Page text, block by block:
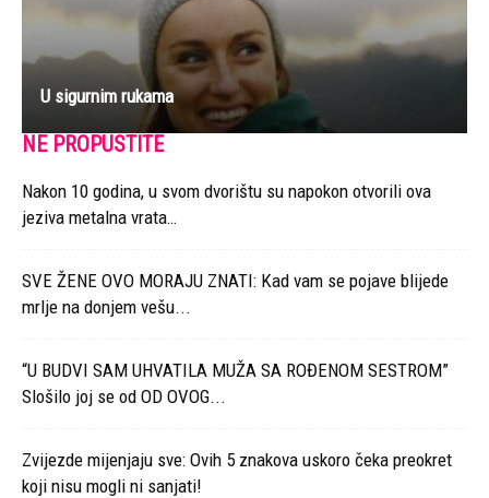
U sigurnim rukama
NE PROPUSTITE
Nakon 10 godina, u svom dvorištu su napokon otvorili ova
jeziva metalna vrata…
SVE ŽENE OVO MORAJU ZNATI: Kad vam se pojave blijede
mrlje na donjem vešu...
“U BUDVI SAM UHVATILA MUŽA SA ROĐENOM SESTROM”
Slošilo joj se od OD OVOG...
Zvijezde mijenjaju sve: Ovih 5 znakova uskoro čeka preokret
koji nisu mogli ni sanjati!